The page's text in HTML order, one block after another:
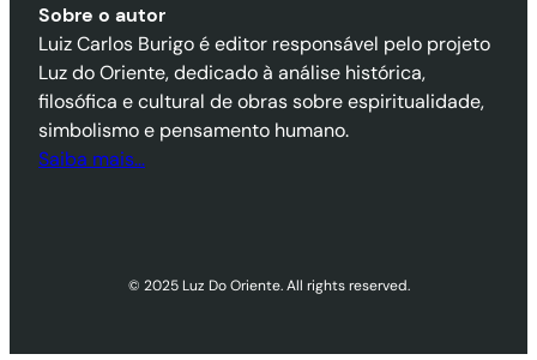
Sobre o autor
Luiz Carlos Burigo é editor responsável pelo projeto
Luz do Oriente, dedicado à análise histórica,
filosófica e cultural de obras sobre espiritualidade,
simbolismo e pensamento humano.
Saiba mais…
© 2025 Luz Do Oriente. All rights reserved.